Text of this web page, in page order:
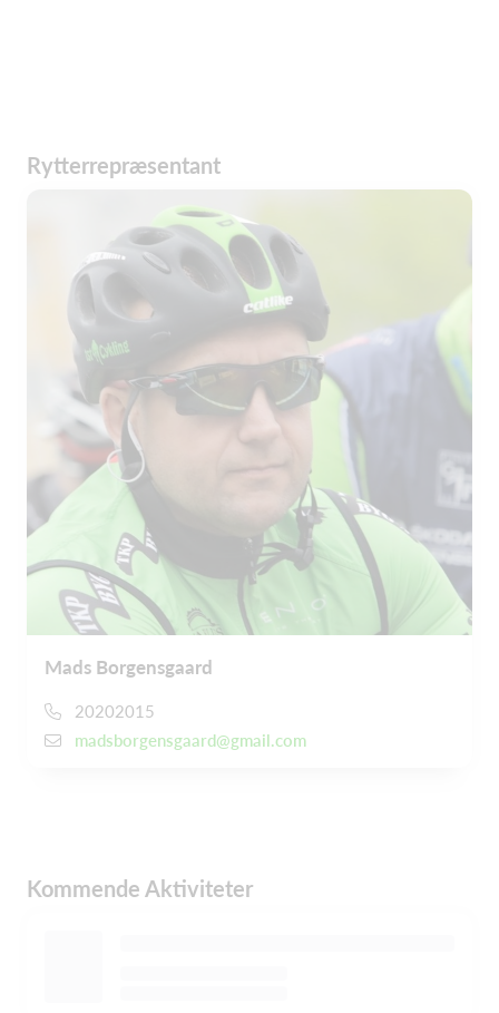
Rytterrepræsentant
Mads Borgensgaard
20202015
madsborgensgaard@gmail.com
Kommende Aktiviteter